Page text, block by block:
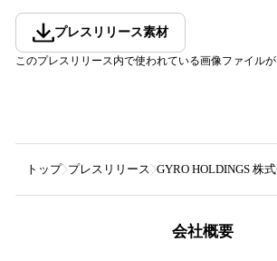
プレスリリース素材
このプレスリリース内で使われている画像ファイル
トップ プレスリリース GYRO HOLDINGS 株
会社概要